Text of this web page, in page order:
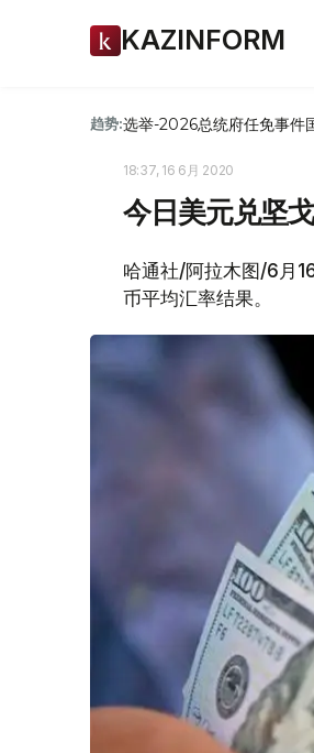
KAZINFORM
趋势:选举-2026总统府任免事件
18:37, 16 6月 2020
今日美元兑坚
哈通社/阿拉木图/6月
币平均汇率结果。